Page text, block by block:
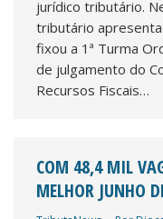
jurídico tributário.
tributário
fixou a 1ª Turma
de julgamento do
Recursos Fiscais…
COM 48,4 MIL
MELHOR JUNHO